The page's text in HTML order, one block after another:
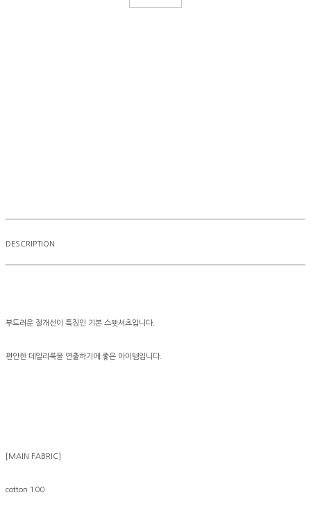
DESCRIPTION
부드러운 절개선이 특징인 기본 스웻셔츠입니다.
편안한 데일리룩을 연출하기에 좋은 아이템입니다.
[MAIN FABRIC]
cotton 100